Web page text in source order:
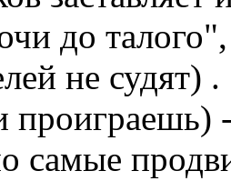
до
не судят) .
проиграешь)
самые